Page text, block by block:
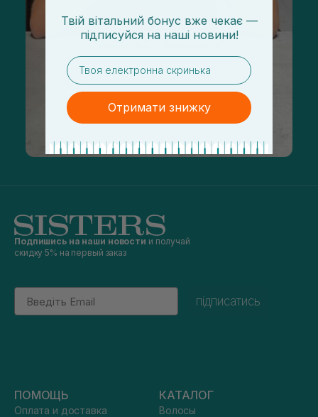
Подпишись на наши новости и получай
скидку 5% на первый заказ
Email
підписатись
ПОМОЩЬ
Оплата и доставка
КАТАЛОГ
Волосы
Твій вітальний бонус вже чекає —
підписуйся на наші новини!
email
Отримати знижку